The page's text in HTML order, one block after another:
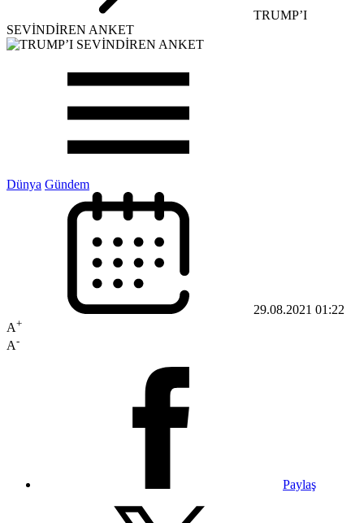
TRUMP’I
SEVİNDİREN ANKET
Dünya Gündem
29.08.2021 01:22
A+
A-
Paylaş